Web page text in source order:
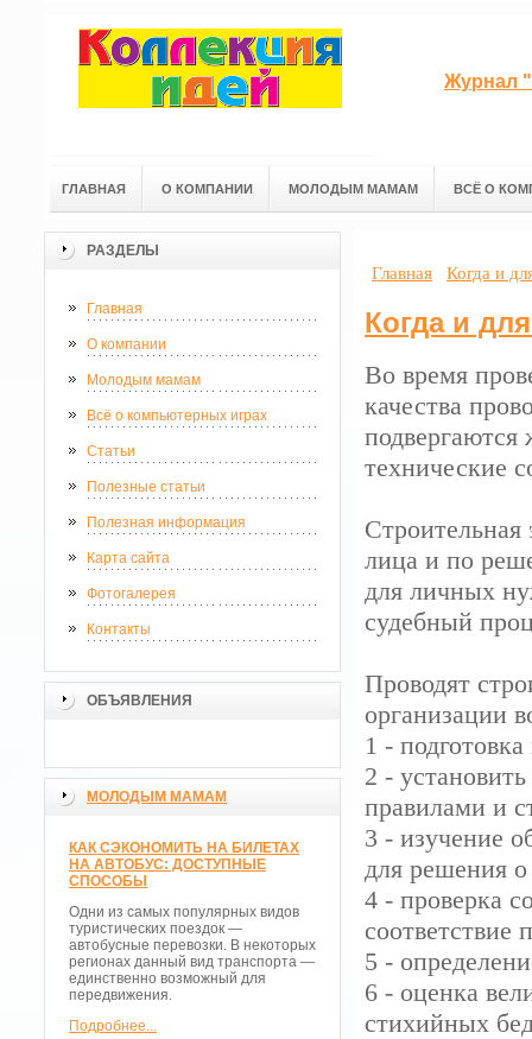
Журнал
ГЛАВНАЯ О КОМПАНИИ МОЛОДЫМ МАМАМ ВСЁ О
РАЗДЕЛЫ
Главная
О компании
Молодым мамам
Всё о компьютерных играх
Статьи
Полезные статьи
Полезная информация
Карта сайта
Фотогалерея
Контакты
ОБЪЯВЛЕНИЯ
МОЛОДЫМ МАМАМ
КАК СЭКОНОМИТЬ НА БИЛЕТАХ
НА АВТОБУС: ДОСТУПНЫЕ
СПОСОБЫ
Одни из самых популярных видов
туристических поездок —
автобусные перевозки. В некоторых
регионах данный вид транспорта —
единственно возможный для
передвижения.
Подробнее...
Главная Когда и
Когда и
Во время
качества
технические
Строительная
лица и по
для личных
судебный
Проводят
организации
1 -
2 -
правилами и
3 - изучение
для решения
4 - проверка
соответствие
5 -
6 - оценка
стихийных